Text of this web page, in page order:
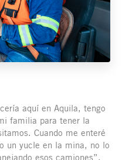
aquí en Aquila, tengo
familia para tener la
Cuando me enteré
un yucle en la mina, no lo
esos camiones”,